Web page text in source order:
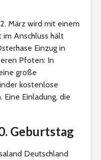
März wird mit einem
Anschluss hält
Einzug in
Pfoten: In
große
kostenlose
Eine Einladung, die
Geburtstag
Deutschland